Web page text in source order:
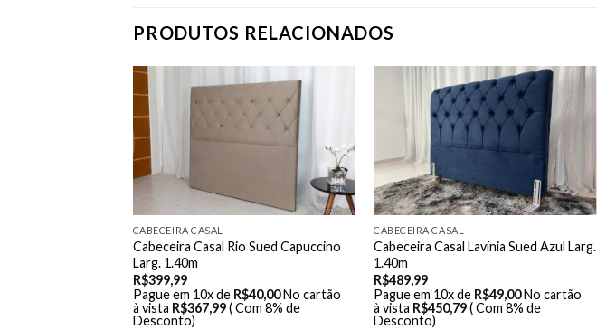
PRODUTOS RELACIONADOS
CABECEIRA CASAL
Cabeceira Casal Rio Sued Capuccino
Larg. 1.40m
R$399,99
Pague em 10x de R$40,00No cartão
à vista R$367,99( Com 8% de
Desconto)
CABECEIRA CASAL
Cabeceira Casal Lavínia Sued Azul Larg.
1.40m
R$489,99
Pague em 10x de R$49,00No cartão
à vista R$450,79( Com 8% de
Desconto)